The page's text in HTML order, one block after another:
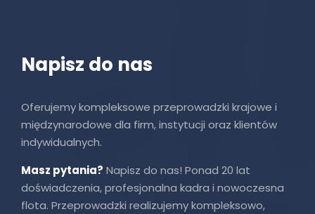
Napisz do nas
Oferujemy kompleksowe przeprowadzki krajowe i
międzynarodowe dla firm, instytucji oraz klientów
indywidualnych.
Masz pytania? Napisz do nas! Ponad 20 lat
doświadczenia, profesjonalna kadra i nowoczesna
flota. Przeprowadzki realizujemy kompleksowo,